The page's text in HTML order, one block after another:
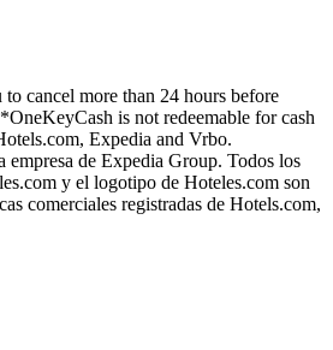
cancel more than 24 hours before
is not redeemable for cash
Expedia and Vrbo.
de Expedia Group. Todos los
y el logotipo de Hoteles.com son
comerciales registradas de Hotels.com,